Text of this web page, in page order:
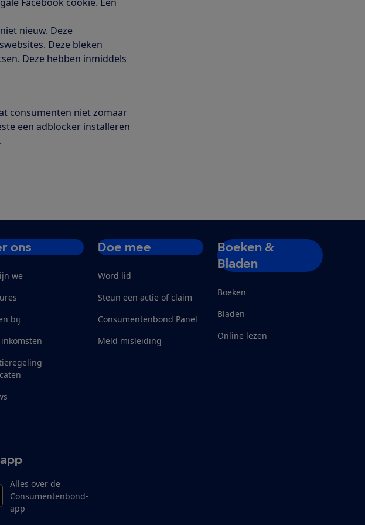
nieuw. Deze
Deze bleken
Deze hebben inmiddels
consumenten niet zomaar
eenadblocker installeren
ons
we
bij
Doe mee
Word lid
Steun een actie of claim
Consumentenbond Panel
Meld misleiding
Boeken &
Bladen
Boeken
Bladen
Online lezen
Alles over de
Consumentenbond-
app